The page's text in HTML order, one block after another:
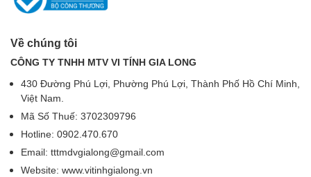
Về chúng tôi
CÔNG TY TNHH MTV VI TÍNH GIA LONG
430 Đường Phú Lợi, Phường Phú Lợi, Thành Phố Hồ Chí Minh,
Việt Nam.
Mã Số Thuế: 3702309796
Hotline: 0902.470.670
Email: tttmdvgialong@gmail.com
Website: www.vitinhgialong.vn